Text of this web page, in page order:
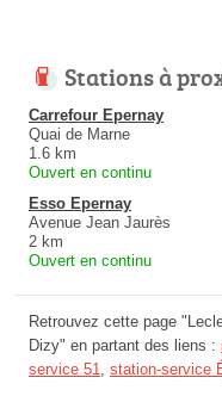
Stations à
Carrefour Epernay
Quai de Marne
1.6 km
Ouvert en continu
Esso Epernay
Avenue Jean Jaurès
2 km
Ouvert en continu
Retrouvez cette page
Dizy" en partant des liens :
service 51
station-service